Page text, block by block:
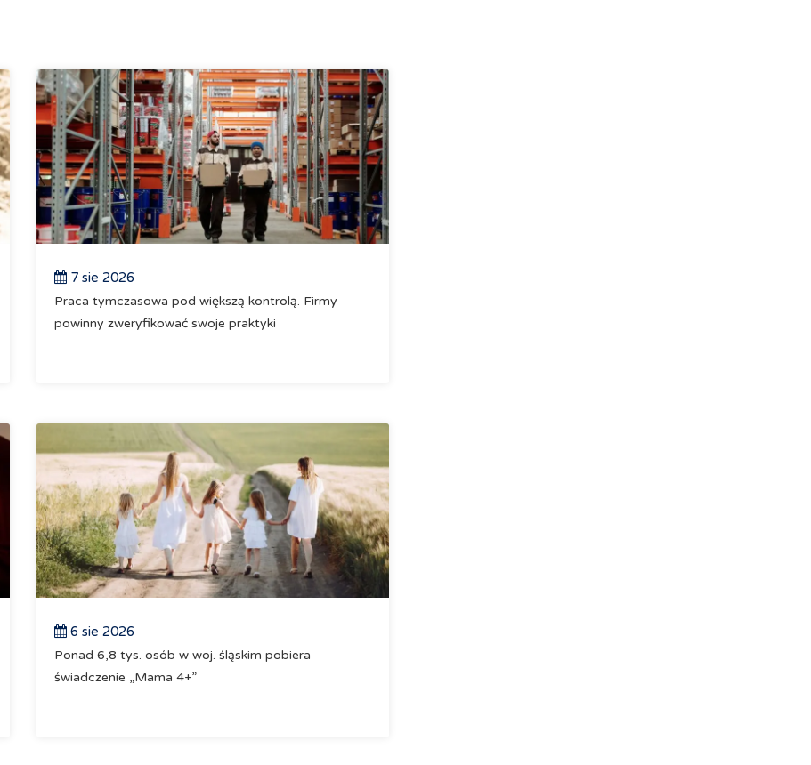
7 sie 2026
Praca tymczasowa pod większą kontrolą. Firmy
powinny zweryfikować swoje praktyki
6 sie 2026
Ponad 6,8 tys. osób w woj. śląskim pobiera
świadczenie „Mama 4+”